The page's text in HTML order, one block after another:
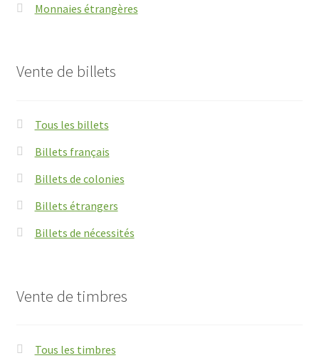
Monnaies étrangères
Vente de billets
Tous les billets
Billets français
Billets de colonies
Billets étrangers
Billets de nécessités
Vente de timbres
Tous les timbres